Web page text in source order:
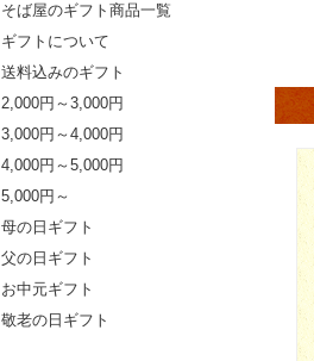
そば屋のギフト商品一覧
ギフトについて
送料込みのギフト
2,000円～3,000円
3,000円～4,000円
4,000円～5,000円
5,000円～
母の日ギフト
父の日ギフト
お中元ギフト
敬老の日ギフト